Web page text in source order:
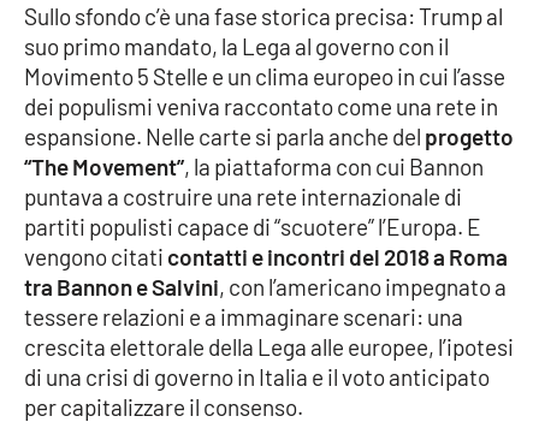
Leggendo Alvaro insieme
Imprese Di Calabria
Le perfidie di Antonella Grippo
Venti di comunicazione
STREAMING
LaC TV
LaC Network
Sullo sfondo c’è una fase storica precisa: Trump al
suo primo mandato, la Lega al governo con il
Movimento 5 Stelle e un clima europeo in cui l’asse
dei populismi veniva raccontato come una rete in
espansione. Nelle carte si parla anche del progetto
“The Movement”, la piattaforma con cui Bannon
puntava a costruire una rete internazionale di
partiti populisti capace di “scuotere” l’Europa. E
vengono citati contatti e incontri del 2018 a Roma
tra Bannon e Salvini, con l’americano impegnato a
tessere relazioni e a immaginare scenari: una
crescita elettorale della Lega alle europee, l’ipotesi
di una crisi di governo in Italia e il voto anticipato
per capitalizzare il consenso.